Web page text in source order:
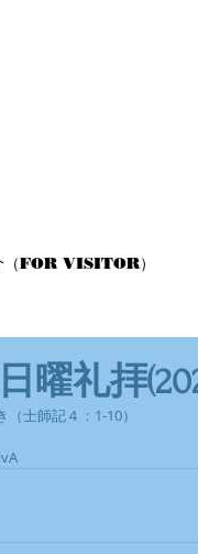
（FOR VISITOR）
曜礼拝
士師記４：1-10）